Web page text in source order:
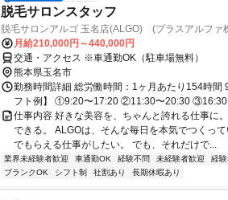
脱毛サロンスタッフ
脱毛サロンアルゴ 玉名店(ALGO) (プラスアルファ
月給210,000円～440,000円
交通・アクセス ※車通勤OK（駐車場無料）
熊本県玉名市
勤務時間詳細 総労働時間：1ヶ月あたり154時間
フト例】 ①9:20〜17:20 ②11:30〜20:30 ③16:30
仕事内容 好きな美容を、ちゃんと誇れる仕事に
できる。 ALGOは、そんな毎日を本気でつくっ
でもらえる仕事がしたい。 でも、それだけで...
業界未経験者歓迎 車通勤OK 経験不問 未経験者歓迎 経
ブランクOK
シフト制 社割あり 長期休暇あり